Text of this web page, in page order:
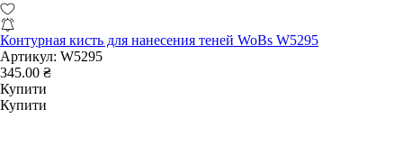
Контурная кисть для нанесения теней WoBs W5295
Артикул: W5295
345.00 ₴
Купити
Купити